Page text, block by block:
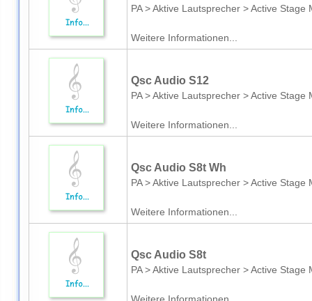
PA > Aktive Lautsprecher > Active Stage
Weitere Informationen...
Qsc Audio S12
PA > Aktive Lautsprecher > Active Stage
Weitere Informationen...
Qsc Audio S8t Wh
PA > Aktive Lautsprecher > Active Stage
Weitere Informationen...
Qsc Audio S8t
PA > Aktive Lautsprecher > Active Stage